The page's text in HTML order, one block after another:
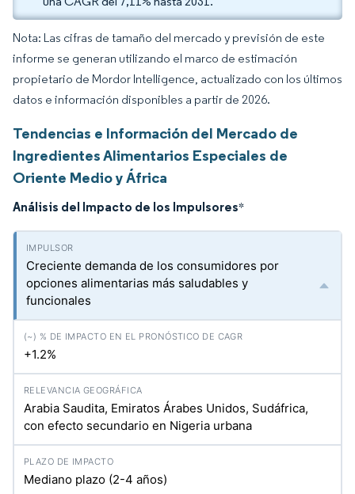
Nota: Las cifras de tamaño del mercado y previsión de este
informe se generan utilizando el marco de estimación
propietario de Mordor Intelligence, actualizado con los últimos
datos e información disponibles a partir de 2026.
Tendencias e Información del Mercado de
Ingredientes Alimentarios Especiales de
Oriente Medio y África
Análisis del Impacto de los Impulsores*
Creciente demanda de los consumidores por
opciones alimentarias más saludables y
funcionales
+1.2%
Arabia Saudita, Emiratos Árabes Unidos, Sudáfrica,
con efecto secundario en Nigeria urbana
Mediano plazo (2-4 años)